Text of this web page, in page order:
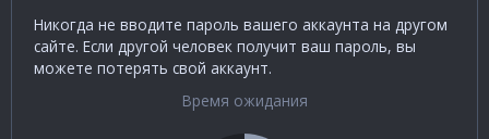
Никогда не вводите пароль вашего аккаунта на другом
сайте. Если другой человек получит ваш пароль, вы
можете потерять свой аккаунт.
Время ожидания